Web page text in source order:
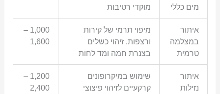
מים כללי מוקדי רטיבות
איתור
במצלמה
טרמית
מיפוי תרמי של קירות
ורצפות, זיהוי כשלים
בצנרת חמה ומד לחות
1,000 –
1,600
איתור
נזילות
שימוש במיקרופונים
קרקעיים לזיהוי פיצוצי
1,200 –
2,400